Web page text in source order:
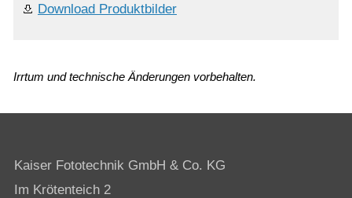
Download Produktbilder
Irrtum und technische Änderungen vorbehalten.
Kaiser Fototechnik GmbH & Co. KG
Im Krötenteich 2